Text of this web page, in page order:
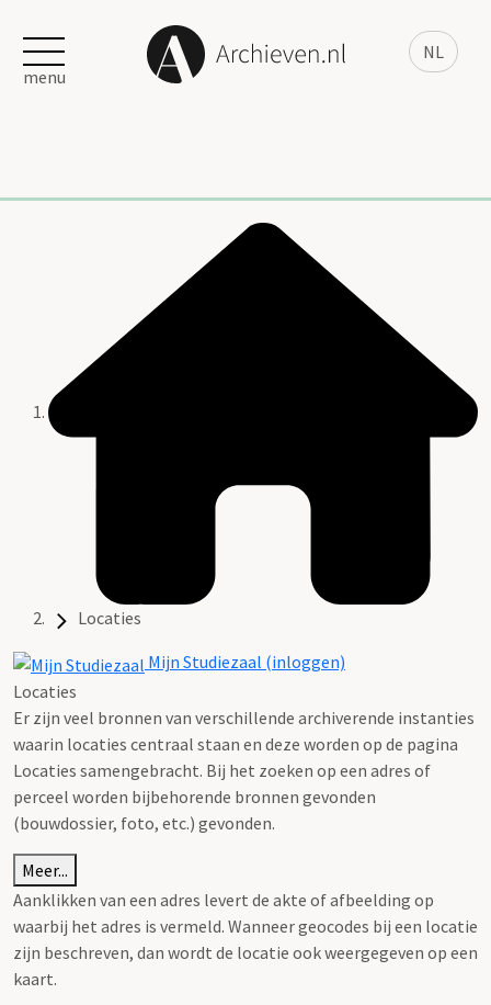
NL
menu
Locaties
Mijn Studiezaal (inloggen)
Locaties
Er zijn veel bronnen van verschillende archiverende instanties
waarin locaties centraal staan en deze worden op de pagina
Locaties samengebracht. Bij het zoeken op een adres of
perceel worden bijbehorende bronnen gevonden
(bouwdossier, foto, etc.) gevonden.
Meer...
Aanklikken van een adres levert de akte of afbeelding op
waarbij het adres is vermeld. Wanneer geocodes bij een locatie
zijn beschreven, dan wordt de locatie ook weergegeven op een
kaart.